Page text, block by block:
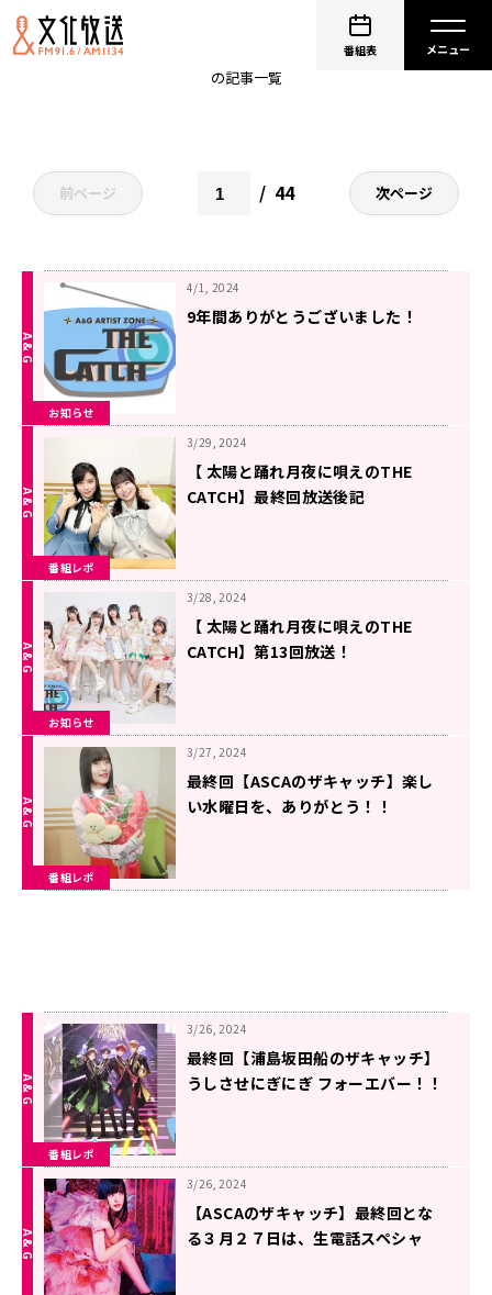
番組表
A&G ARTIST ZONE THE CATCH
の記事一覧
前ページ 44 次ページ
お知らせ
4/1, 2024
9年間ありがとうございました！
番組レポ
3/29, 2024
【 太陽と踊れ月夜に唄えのTHE
CATCH】最終回放送後記
お知らせ
3/28, 2024
【 太陽と踊れ月夜に唄えのTHE
CATCH】第13回放送！
番組レポ
3/27, 2024
最終回【ASCAのザキャッチ】楽し
い水曜日を、ありがとう！！
番組レポ
3/26, 2024
最終回【浦島坂田船のザキャッチ】
うしさせにぎにぎ フォーエバー！！
3/26, 2024
【ASCAのザキャッチ】最終回とな
る３月２７日は、生電話スペシャ